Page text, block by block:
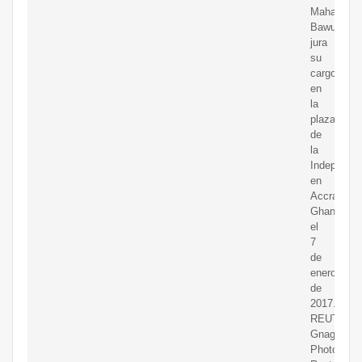
Mahamudu
Bawumia,
jura
su
cargo
en
la
plaza
de
la
en
Accra,
Ghana,
el
7
de
enero
de
2017.
Gnago/File
Photo